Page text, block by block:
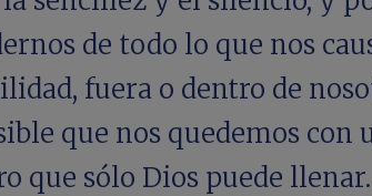
de todo lo que nos
fuera o dentro de
que nos quedemos con
que sólo Dios puede